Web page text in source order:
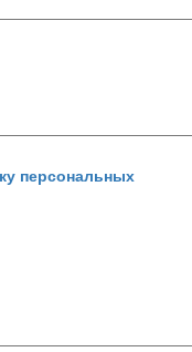
персональных